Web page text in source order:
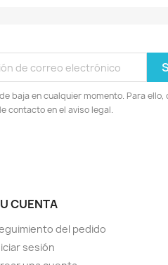
baja en cualquier momento. Para
contacto en el aviso legal.
CUENTA
del pedido
sesión